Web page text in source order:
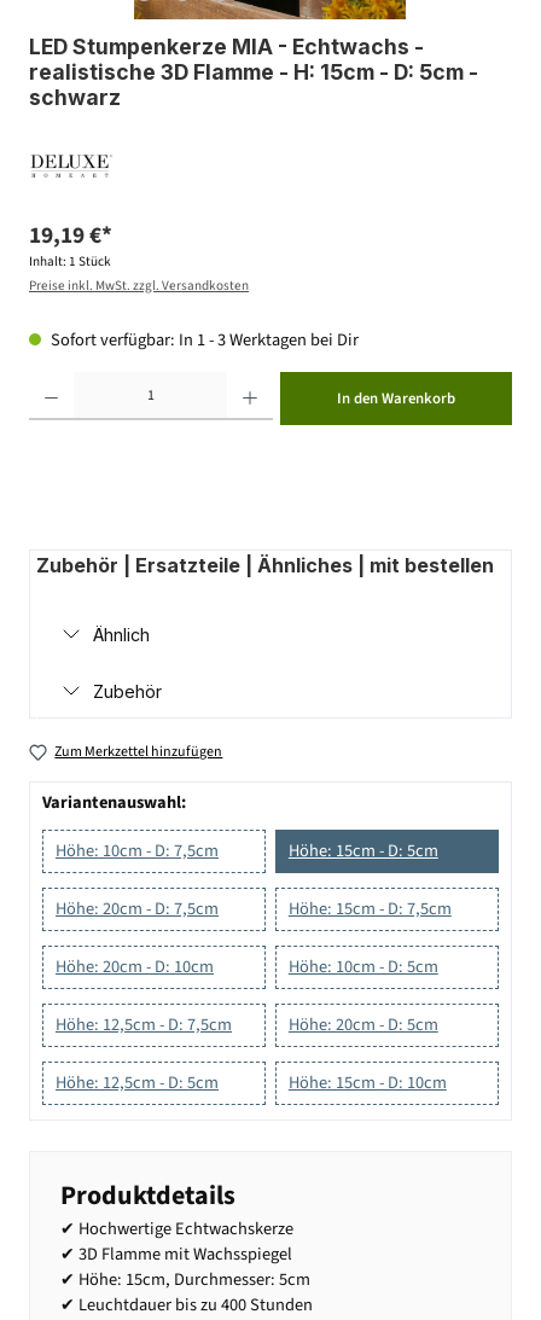
LED Stumpenkerze MIA - Echtwachs -
realistische 3D Flamme - H: 15cm - D: 5cm -
schwarz
19,19 €*
Inhalt: 1 Stück
Preise inkl. MwSt. zzgl. Versandkosten
Sofort verfügbar: In 1 - 3 Werktagen bei Dir
In den Warenkorb
Zubehör | Ersatzteile | Ähnliches | mit bestellen
Ähnlich
Zubehör
Zum Merkzettel hinzufügen
Variantenauswahl:
Höhe: 10cm - D: 7,5cm
Höhe: 15cm - D: 5cm
Höhe: 20cm - D: 7,5cm Höhe: 15cm - D: 7,5cm
Höhe: 20cm - D: 10cm Höhe: 10cm - D: 5cm
Höhe: 12,5cm - D: 7,5cm Höhe: 20cm - D: 5cm
Höhe: 12,5cm - D: 5cm Höhe: 15cm - D: 10cm
Produktdetails
✔ Hochwertige Echtwachskerze
✔ 3D Flamme mit Wachsspiegel
✔ Höhe: 15cm, Durchmesser: 5cm
✔ Leuchtdauer bis zu 400 Stunden